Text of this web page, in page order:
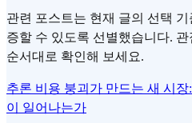
관련 포스트는 현재 글의 선택
증할 수 있도록 선별했습니다.
순서대로 확인해 보세요.
추론 비용 붕괴가 만드는 새 시
이 일어나는가